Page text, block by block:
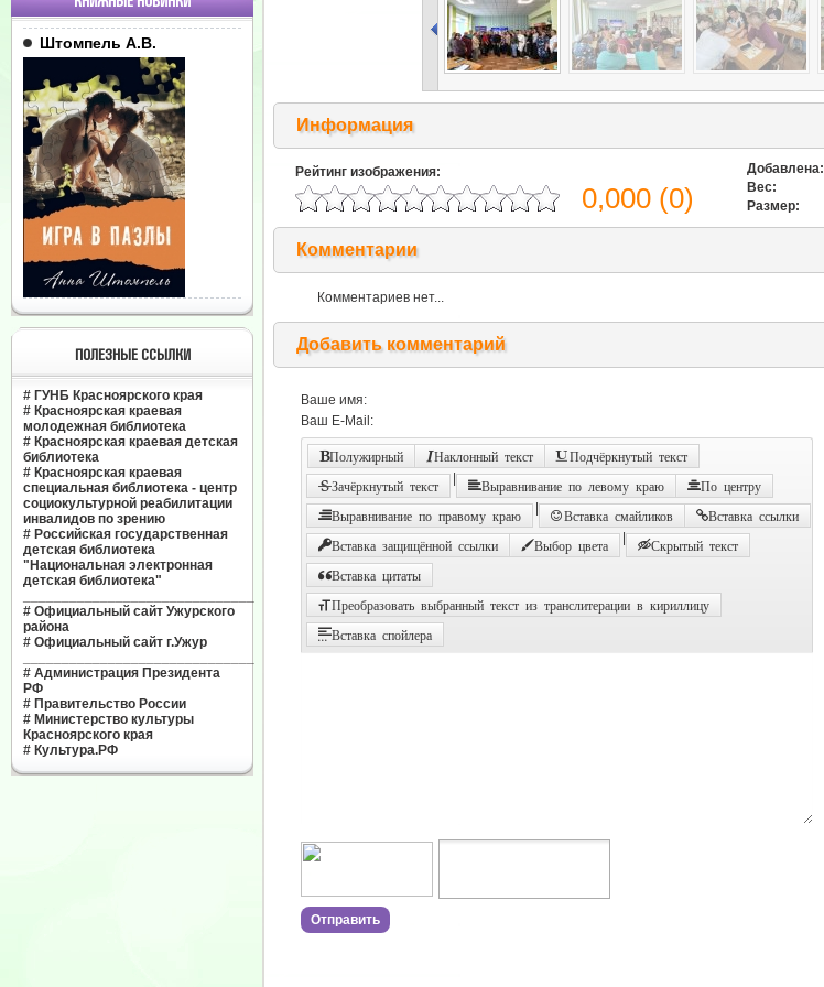
Штомпель А.В.
ПОЛЕЗНЫЕ ССЫЛКИ
# ГУНБ Красноярского края
# Красноярская краевая
молодежная библиотека
# Красноярская краевая детская
библиотека
# Красноярская краевая
специальная библиотека - центр
социокультурной реабилитации
инвалидов по зрению
# Российская государственная
детская библиотека
"Национальная электронная
детская библиотека"
# Официальный сайт Ужурского
района
# Официальный сайт г.Ужур
# Администрация Президента
РФ
# Правительство России
# Министерство культуры
Красноярского края
# Культура.РФ
Информация
Рейтинг изображения:
0,000 (0)
Добавлена:
Вес:
Размер:
Комментарии
Комментариев нет...
Добавить комментарий
Ваше имя:
Ваш E-Mail:
Полужирный Наклонный текст Подчёркнутый текст
Зачёркнутый текст Выравнивание по левому краю По центру
Выравнивание по правому краю Вставка смайликов Вставка ссылки
Вставка защищённой ссылки Выбор цвета Скрытый текст
Вставка цитаты
Преобразовать выбранный текст из транслитерации в кириллицу
Вставка спойлера